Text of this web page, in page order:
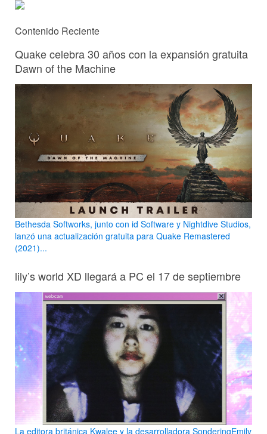
Contenido Reciente
Quake celebra 30 años con la expansión gratuita
Dawn of the Machine
Bethesda Softworks, junto con id Software y Nightdive Studios,
lanzó una actualización gratuita para Quake Remastered
(2021)...
lily’s world XD llegará a PC el 17 de septiembre
La editora británica Kwalee y la desarrolladora SonderingEmily